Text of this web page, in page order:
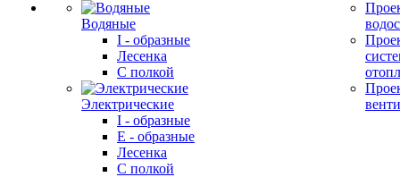
Водяные
I - образные
Лесенка
С полкой
Электрические
I - образные
E - образные
Лесенка
С полкой